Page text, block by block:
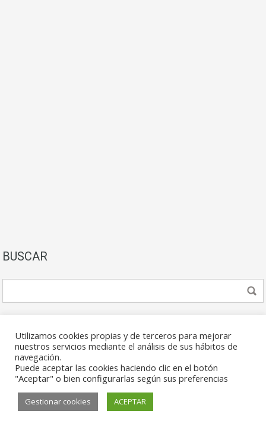
BUSCAR
© 2026. Todos los derechos reservados.
Utilizamos cookies propias y de terceros para mejorar
nuestros servicios mediante el análisis de sus hábitos de
navegación.
Puede aceptar las cookies haciendo clic en el botón
"Aceptar" o bien configurarlas según sus preferencias
Gestionar cookies ACEPTAR